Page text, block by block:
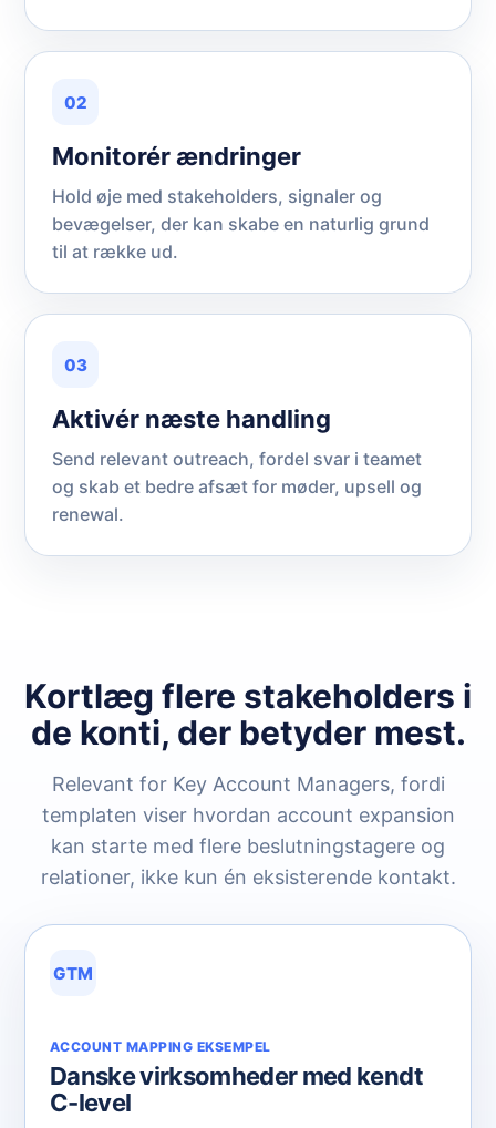
02
Monitorér ændringer
Hold øje med stakeholders, signaler og
bevægelser, der kan skabe en naturlig grund
til at række ud.
03
Aktivér næste handling
Send relevant outreach, fordel svar i teamet
og skab et bedre afsæt for møder, upsell og
renewal.
Kortlæg flere stakeholders i
de konti, der betyder mest.
Relevant for Key Account Managers, fordi
templaten viser hvordan account expansion
kan starte med flere beslutningstagere og
relationer, ikke kun én eksisterende kontakt.
GTM
ACCOUNT MAPPING EKSEMPEL
Danske virksomheder med kendt
C-level